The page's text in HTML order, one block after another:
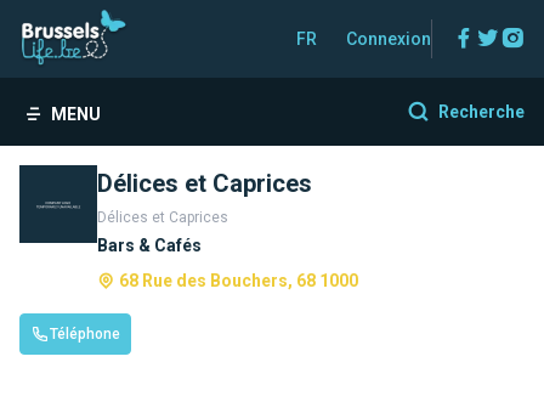
FR Connexion
MENU Recherche
Délices et Caprices
Délices et Caprices
Bars & Cafés
68 Rue des Bouchers, 68 1000
Téléphone